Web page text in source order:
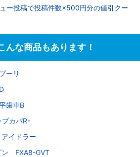
ー投稿で投稿件数×500円分の値引クー
んな商品もあります！
ーリ
歯車B
カバR-
イドラー
ン FXA8-GVT